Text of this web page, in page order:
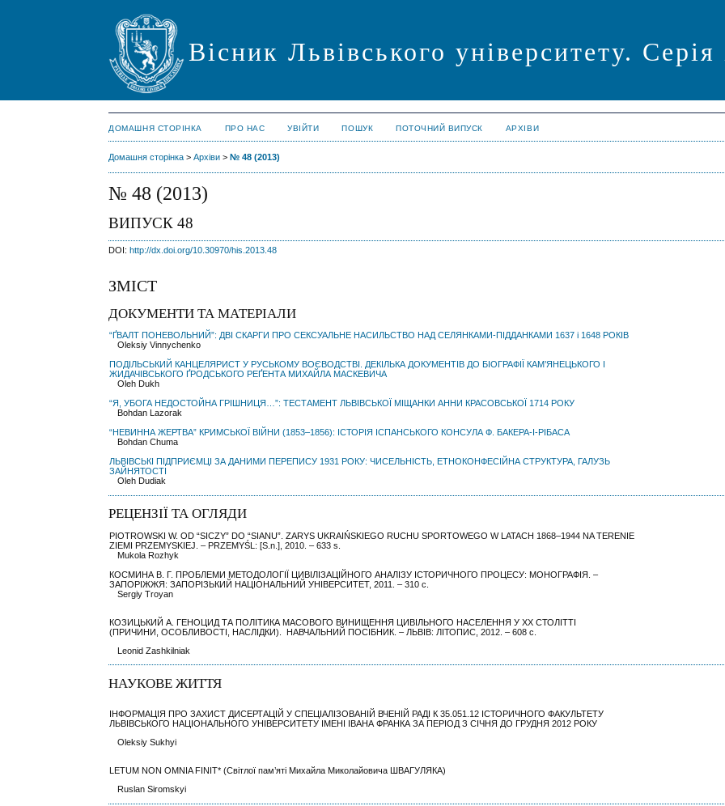
Вісник Львівського університету. Серія
ДОМАШНЯ СТОРІНКА ПРО НАС УВІЙТИ ПОШУК ПОТОЧНИЙ ВИПУСК АРХІВИ
Домашня сторінка >Архіви >№ 48 (2013)
№ 48 (2013)
ВИПУСК 48
DOI: http://dx.doi.org/10.30970/his.2013.48
ЗМІСТ
ДОКУМЕНТИ ТА МАТЕРІАЛИ
“ҐВАЛТ ПОНЕВОЛЬНИЙ”: ДВІ СКАРГИ ПРО СЕКСУАЛЬНЕ НАСИЛЬСТВО НАД СЕЛЯНКАМИ-ПІДДАНКАМИ 1637 і 1648 РОКІВ
Oleksiy Vinnychenko
ПОДІЛЬСЬКИЙ КАНЦЕЛЯРИСТ У РУСЬКОМУ ВОЄВОДСТВІ. ДЕКІЛЬКА ДОКУМЕНТІВ ДО БІОГРАФІЇ КАМ’ЯНЕЦЬКОГО І
ЖИДАЧІВСЬКОГО ҐРОДСЬКОГО РЕҐЕНТА МИХАЙЛА МАСКЕВИЧА
Oleh Dukh
“Я, УБОГА НЕДОСТОЙНА ГРІШНИЦЯ…”: ТЕСТАМЕНТ ЛЬВІВСЬКОЇ МІЩАНКИ АННИ КРАСОВСЬКОЇ 1714 РОКУ
Bohdan Lazorak
“НЕВИННА ЖЕРТВА” КРИМСЬКОЇ ВІЙНИ (1853–1856): ІСТОРІЯ ІСПАНСЬКОГО КОНСУЛА Ф. БАКЕРА-І-РІБАСА
Bohdan Chuma
ЛЬВІВСЬКІ ПІДПРИЄМЦІ ЗА ДАНИМИ ПЕРЕПИСУ 1931 РОКУ: ЧИСЕЛЬНІСТЬ, ЕТНОКОНФЕСІЙНА СТРУКТУРА, ГАЛУЗЬ
ЗАЙНЯТОСТІ
Oleh Dudiak
РЕЦЕНЗІЇ ТА ОГЛЯДИ
PIOTROWSKI W. OD “SICZY” DO “SIANU”. ZARYS UKRAIŃSKIEGO RUCHU SPORTOWEGO W LATACH 1868–1944 NA TERENIE
ZIEMI PRZEMYSKIEJ. – PRZEMYŚL: [S.n.], 2010. – 633 s.
Mukola Rozhyk
КОСМИНА В. Г. ПРОБЛЕМИ МЕТОДОЛОГІЇ ЦИВІЛІЗАЦІЙНОГО АНАЛІЗУ ІСТОРИЧНОГО ПРОЦЕСУ: МОНОГРАФІЯ. –
ЗАПОРІЖЖЯ: ЗАПОРІЗЬКИЙ НАЦІОНАЛЬНИЙ УНІВЕРСИТЕТ, 2011. – 310 с.
Sergiy Troyan
КОЗИЦЬКИЙ А. ГЕНОЦИД ТА ПОЛІТИКА МАСОВОГО ВИНИЩЕННЯ ЦИВІЛЬНОГО НАСЕЛЕННЯ У ХХ СТОЛІТТІ
(ПРИЧИНИ, ОСОБЛИВОСТІ, НАСЛІДКИ). НАВЧАЛЬНИЙ ПОСІБНИК. – ЛЬВІВ: ЛІТОПИС, 2012. – 608 с.
Leonid Zashkilniak
НАУКОВЕ ЖИТТЯ
ІНФОРМАЦІЯ ПРО ЗАХИСТ ДИСЕРТАЦІЙ У СПЕЦІАЛІЗОВАНІЙ ВЧЕНІЙ РАДІ К 35.051.12 ІСТОРИЧНОГО ФАКУЛЬТЕТУ
ЛЬВІВСЬКОГО НАЦІОНАЛЬНОГО УНІВЕРСИТЕТУ ІМЕНІ ІВАНА ФРАНКА ЗА ПЕРІОД З СІЧНЯ ДО ГРУДНЯ 2012 РОКУ
Oleksiy Sukhyi
LETUM NON OMNIA FINIT* (Світлої пам’яті Михайла Миколайовича ШВАГУЛЯКА)
Ruslan Siromskyi